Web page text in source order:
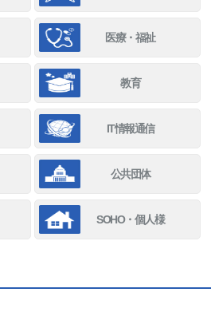
医療・福祉
教育
IT情報通信
公共団体
SOHO・個人様